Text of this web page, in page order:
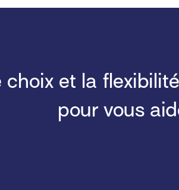
choix et la
pour vous